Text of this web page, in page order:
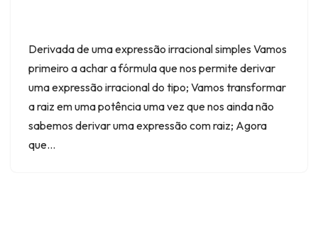
Derivada de uma expressão irracional simples Vamos
primeiro a achar a fórmula que nos permite derivar
uma expressão irracional do tipo; Vamos transformar
a raiz em uma potência uma vez que nos ainda não
sabemos derivar uma expressão com raiz; Agora
que…